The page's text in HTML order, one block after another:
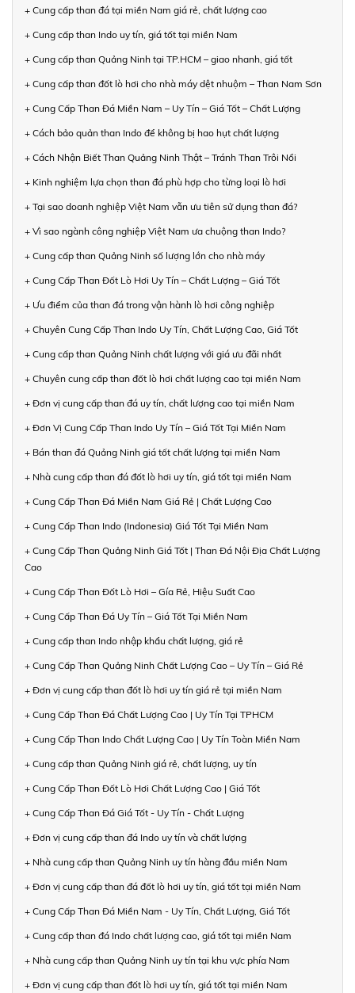
+ Cung cấp than đá tại miền Nam giá rẻ, chất lượng cao
+ Cung cấp than Indo uy tín, giá tốt tại miền Nam
+ Cung cấp than Quảng Ninh tại TP.HCM – giao nhanh, giá tốt
+ Cung cấp than đốt lò hơi cho nhà máy dệt nhuộm – Than Nam Sơn
+ Cung Cấp Than Đá Miền Nam – Uy Tín – Giá Tốt – Chất Lượng
+ Cách bảo quản than Indo để không bị hao hụt chất lượng
+ Cách Nhận Biết Than Quảng Ninh Thật – Tránh Than Trôi Nổi
+ Kinh nghiệm lựa chọn than đá phù hợp cho từng loại lò hơi
+ Tại sao doanh nghiệp Việt Nam vẫn ưu tiên sử dụng than đá?
+ Vì sao ngành công nghiệp Việt Nam ưa chuộng than Indo?
+ Cung cấp than Quảng Ninh số lượng lớn cho nhà máy
+ Cung Cấp Than Đốt Lò Hơi Uy Tín – Chất Lượng – Giá Tốt
+ Ưu điểm của than đá trong vận hành lò hơi công nghiệp
+ Chuyên Cung Cấp Than Indo Uy Tín, Chất Lượng Cao, Giá Tốt
+ Cung cấp than Quảng Ninh chất lượng với giá ưu đãi nhất
+ Chuyên cung cấp than đốt lò hơi chất lượng cao tại miền Nam
+ Đơn vị cung cấp than đá uy tín, chất lượng cao tại miền Nam
+ Đơn Vị Cung Cấp Than Indo Uy Tín – Giá Tốt Tại Miền Nam
+ Bán than đá Quảng Ninh giá tốt chất lượng tại miền Nam
+ Nhà cung cấp than đá đốt lò hơi uy tín, giá tốt tại miền Nam
+ Cung Cấp Than Đá Miền Nam Giá Rẻ | Chất Lượng Cao
+ Cung Cấp Than Indo (Indonesia) Giá Tốt Tại Miền Nam
+ Cung Cấp Than Quảng Ninh Giá Tốt | Than Đá Nội Địa Chất Lượng
Cao
+ Cung Cấp Than Đốt Lò Hơi – Gía Rẻ, Hiệu Suất Cao
+ Cung Cấp Than Đá Uy Tín – Giá Tốt Tại Miền Nam
+ Cung cấp than Indo nhập khẩu chất lượng, giá rẻ
+ Cung Cấp Than Quảng Ninh Chất Lượng Cao – Uy Tín – Giá Rẻ
+ Đơn vị cung cấp than đốt lò hơi uy tín giá rẻ tại miền Nam
+ Cung Cấp Than Đá Chất Lượng Cao | Uy Tín Tại TPHCM
+ Cung Cấp Than Indo Chất Lượng Cao | Uy Tín Toàn Miền Nam
+ Cung cấp than Quảng Ninh giá rẻ, chất lượng, uy tín
+ Cung Cấp Than Đốt Lò Hơi Chất Lượng Cao | Giá Tốt
+ Cung Cấp Than Đá Giá Tốt - Uy Tín - Chất Lượng
+ Đơn vị cung cấp than đá Indo uy tín và chất lượng
+ Nhà cung cấp than Quảng Ninh uy tín hàng đầu miền Nam
+ Đơn vị cung cấp than đá đốt lò hơi uy tín, giá tốt tại miền Nam
+ Cung Cấp Than Đá Miền Nam - Uy Tín, Chất Lượng, Giá Tốt
+ Cung cấp than đá Indo chất lượng cao, giá tốt tại miền Nam
+ Nhà cung cấp than Quảng Ninh uy tín tại khu vực phía Nam
+ Đơn vị cung cấp than đốt lò hơi uy tín, giá tốt tại miền Nam